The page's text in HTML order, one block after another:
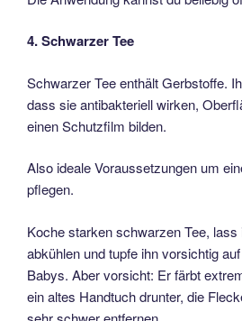
4. Schwarzer Tee
Schwarzer Tee enthält Gerbstoffe.
dass sie antibakteriell wirken,
einen Schutzfilm bilden.
Also ideale Voraussetzungen um
pflegen.
Koche starken schwarzen Tee, lass
abkühlen und tupfe ihn vorsichtig
Babys. Aber vorsicht: Er färbt
ein altes Handtuch drunter, die